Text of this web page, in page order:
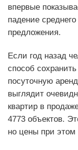
впервые
падение
предложения.
Если год назад
способ
посуточную
выглядит
квартир в
4773 объектов.
но цены при этом